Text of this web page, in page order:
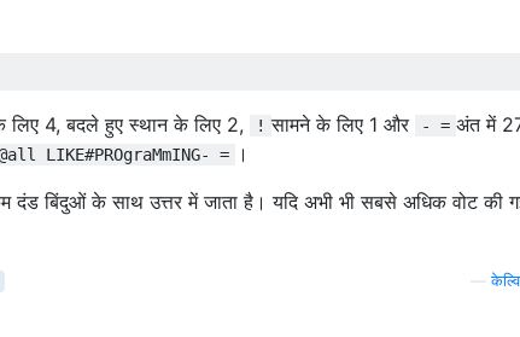
4, बदले हुए स्थान के लिए 2, ! सामने के लिए 1 और - = अंत में
LIKE#PROgraMmING- =
।
दंड बिंदुओं के साथ उत्तर में जाता है। यदि अभी भी सबसे अधिक वोट की
—